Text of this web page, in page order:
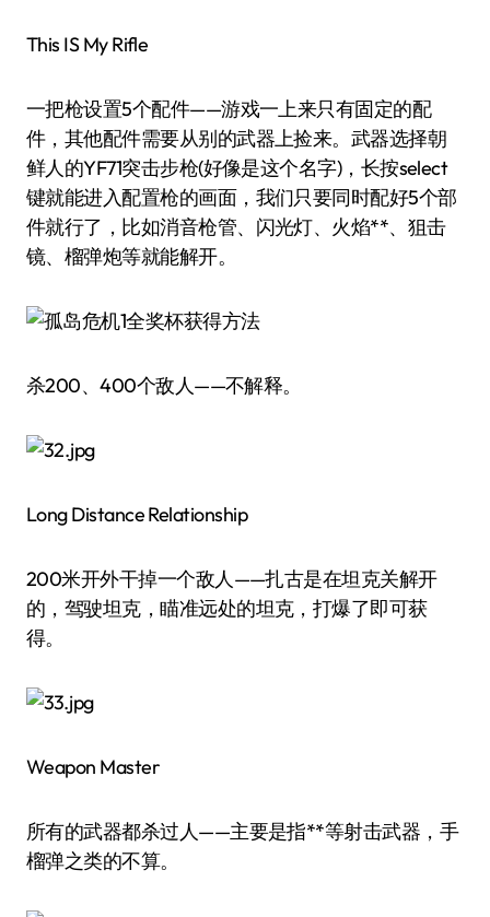
This IS My Rifle
一把枪设置5个配件——游戏一上来只有固定的配
件，其他配件需要从别的武器上捡来。武器选择朝
鲜人的YF71突击步枪(好像是这个名字)，长按select
键就能进入配置枪的画面，我们只要同时配好5个部
件就行了，比如消音枪管、闪光灯、火焰**、狙击
镜、榴弹炮等就能解开。
杀200、400个敌人——不解释。
Long Distance Relationship
200米开外干掉一个敌人——扎古是在坦克关解开
的，驾驶坦克，瞄准远处的坦克，打爆了即可获
得。
Weapon Master
所有的武器都杀过人——主要是指**等射击武器，手
榴弹之类的不算。